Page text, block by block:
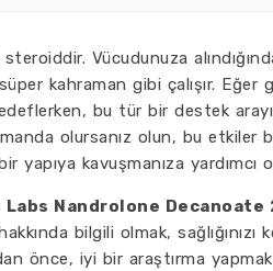
Vücudunuza
kahraman gibi çalışır. Eğer
bu tür bir destek
olursanız olun, bu etkiler
yapıya kavuşmanıza yardımcı
Labs Nandrolone Decanoate
bilgili olmak, sağlığınızı
önce, iyi bir araştırma